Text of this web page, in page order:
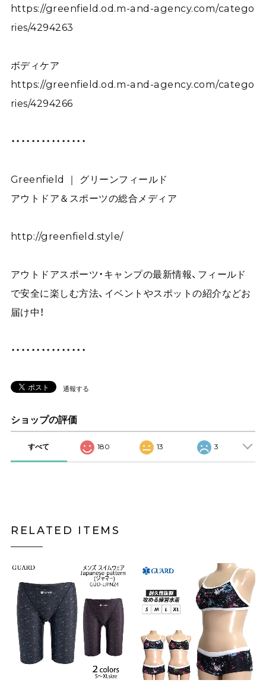
https://greenfield.od.m-and-agency.com/catego
ries/4294263
ボディケア
https://greenfield.od.m-and-agency.com/catego
ries/4294266
・・・・・・・・・・・・・・・
Greenfield ｜ グリーンフィールド
アウトドア＆スポーツの総合メディア
http://greenfield.style/
アウトドアスポーツ・キャンプの最新情報、フィールド
で安全に楽しむ方法、イベントやスポットの紹介などお
届け中！
・・・・・・・・・・・・・・・
通報する
ショップの評価
すべて 180 13 3
RELATED ITEMS